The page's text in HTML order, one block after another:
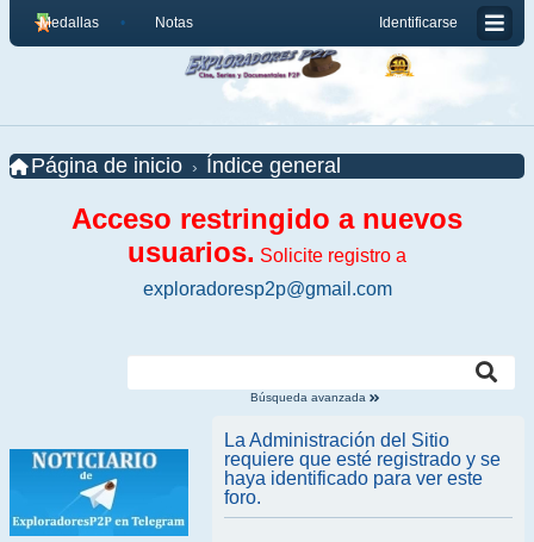
Identificarse
Medallas Notas
Página de inicio Índice general
Acceso restringido a nuevos
usuarios. Solicite registro a
exploradoresp2p@gmail.com
Búsqueda avanzada
La Administración del Sitio
requiere que esté registrado y se
haya identificado para ver este
foro.